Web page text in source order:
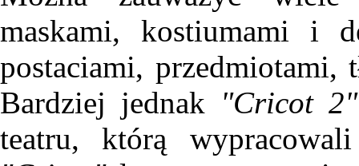
maskami, kostiumami i
postaciami, przedmiotami,
Bardziej jednak "Cricot 2"
teatru, którą